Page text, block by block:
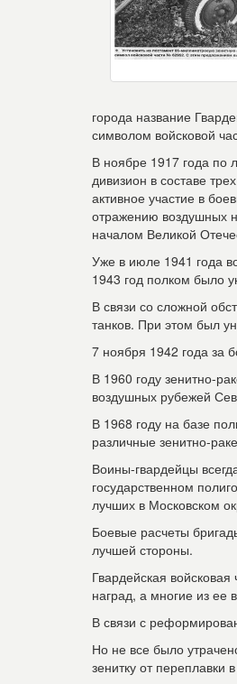
города название
символом войсковой
В ноябре 1917 года по
дивизион в составе
активное участие в
отражению воздушных
началом Великой
Уже в июле 1941 года
1943 год полком было
В связи со сложной
танков. При этом был
7 ноября 1942 года за
В 1960 году зенитно-
воздушных рубежей
В 1968 году на базе
различные зенитно-
Воины-гвардейцы
государственном
лучших в Московском
Боевые расчеты
лучшей стороны.
Гвардейская
наград, а многие из
В связи с
Но не все было
зенитку от переплавки